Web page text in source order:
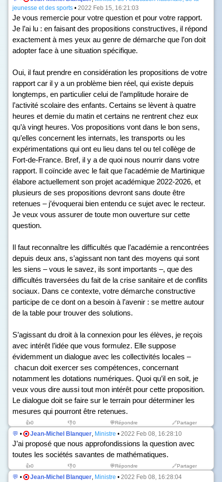
jeunesse et des sports • 2022 Feb 15, 16:21:03
Je vous remercie pour votre question et pour votre rapport.
Je l’ai lu : en faisant des propositions constructives, il répond
exactement à mes yeux au genre de démarche que l’on doit
adopter face à une situation spécifique.
Oui, il faut prendre en considération les propositions de votre
rapport car il y a un problème bien réel, qui existe depuis
longtemps, en particulier celui de l’amplitude horaire de
l’activité scolaire des enfants. Certains se lèvent à quatre
heures et demie du matin et certains ne rentrent chez eux
qu’à vingt heures. Vos propositions vont dans le bon sens,
qu’elles concernent les internats, les transports ou les
expérimentations qui ont eu lieu dans tel ou tel collège de
Fort-de-France. Bref, il y a de quoi nous nourrir dans votre
rapport. Il coïncide avec le fait que l’académie de Martinique
élabore actuellement son projet académique 2022-2026, et
plusieurs de ses propositions devront sans doute être
retenues – j’évoquerai bien entendu ce sujet avec le recteur.
Je veux vous assurer de toute mon ouverture sur cette
question.
Il faut reconnaître les difficultés que l’académie a rencontrées
depuis deux ans, s’agissant non tant des moyens qui sont
les siens – vous le savez, ils sont importants –, que des
difficultés traversées du fait de la crise sanitaire et de conflits
sociaux. Dans ce contexte, votre démarche constructive
participe de ce dont on a besoin à l’avenir : se mettre autour
de la table pour trouver des solutions.
S’agissant du droit à la connexion pour les élèves, je reçois
avec intérêt l’idée que vous formulez. Elle suppose
évidemment un dialogue avec les collectivités locales –
chacun doit exercer ses compétences, concernant
notamment les dotations numériques. Quoi qu’il en soit, je
veux vous dire aussi tout mon intérêt pour cette proposition.
Le dialogue doit se faire sur le terrain pour déterminer les
mesures qui pourront être retenues.
👍0 👎0 💬Répondre 🔗Partager
💬 • Jean-Michel Blanquer, Ministre • 2022 Feb 08, 16:28:10
J’ai proposé que nous approfondissions la question avec
toutes les sociétés savantes de mathématiques.
👍0 👎0 💬Répondre 🔗Partager
💬 • Jean-Michel Blanquer, Ministre • 2022 Feb 08, 16:28:04